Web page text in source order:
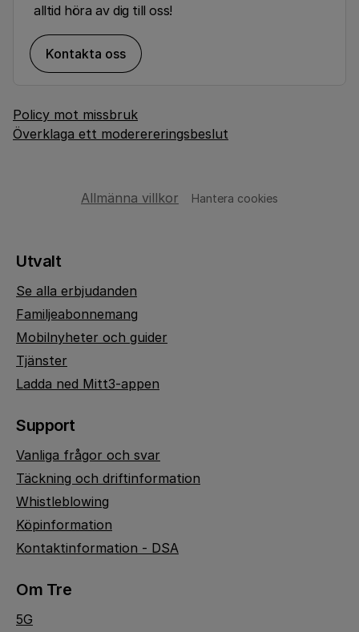
alltid höra av dig till oss!
Kontakta oss
Policy mot missbruk
Överklaga ett moderereringsbeslut
Allmänna villkor Hantera cookies
Utvalt
Se alla erbjudanden
Familjeabonnemang
Mobilnyheter och guider
Tjänster
Ladda ned Mitt3-appen
Support
Vanliga frågor och svar
Täckning och driftinformation
Whistleblowing
Köpinformation
Kontaktinformation - DSA
Om Tre
5G